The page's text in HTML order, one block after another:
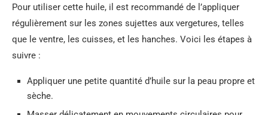
Pour utiliser cette huile, il est recommandé de l’appliquer
régulièrement sur les zones sujettes aux vergetures, telles
que le ventre, les cuisses, et les hanches. Voici les étapes à
suivre :
Appliquer une petite quantité d’huile sur la peau propre et
sèche.